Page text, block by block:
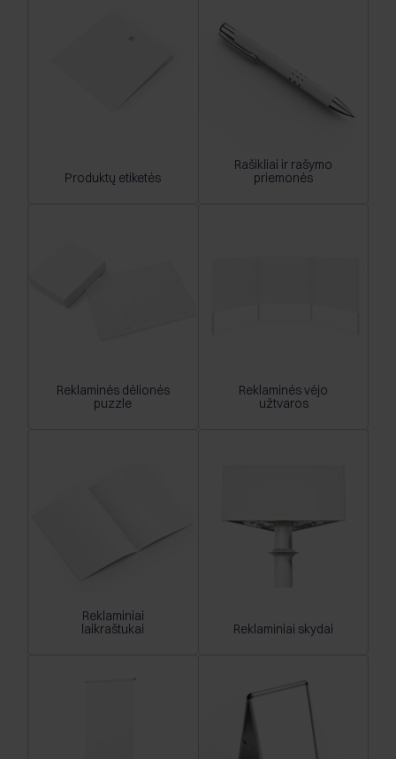
Produktų etiketės
Rašikliai ir rašymo
priemonės
Reklaminės dėlionės
puzzle
Reklaminės vėjo
užtvaros
Reklaminiai
laikraštukai
Reklaminiai skydai